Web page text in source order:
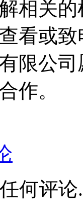
相关
看或
限公
作。
何评论.